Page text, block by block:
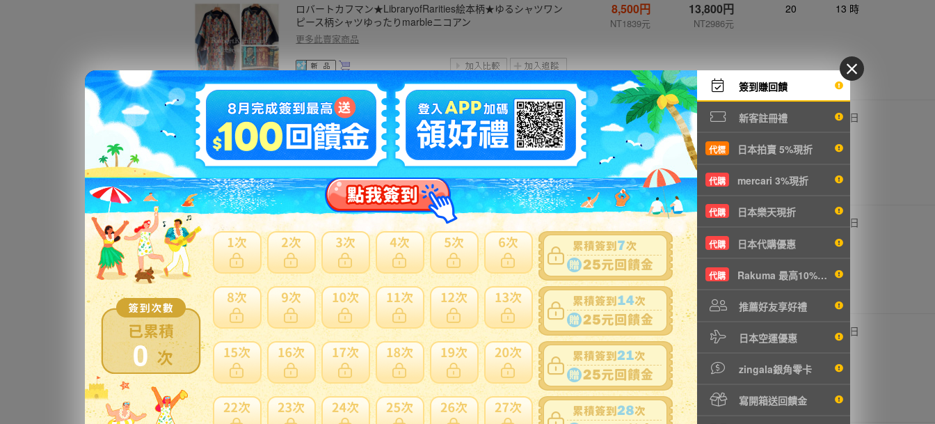
0
簽到賺回饋
新客註冊禮
代標 日本拍賣 5%現折
代購 mercari 3%現折
代購 日本樂天現折
代購 日本代購優惠
代購 Rakuma 最高10%現折
推薦好友享好禮
日本空運優惠
zingala銀角零卡
寫開箱送回饋金
ロバートカフマン★LibraryofRarities絵本柄★ゆるシャツワン
ピース柄シャツゆったりmarbleニコアン
更多此賣家商品
8,500円
NT1839元
13,800円
NT2986元
20 13 時
＊ハンドメイド＊ かわいい!(^^)!豆巾着 2個 マチ付き ミニミ
ニ巾着 小物入れ 目薬入れ 豆ポーチ イヤホンケース ミニ巾着
クッピーラムネ
更多此賣家商品
410円
NT88元
19 1日
ハンドメイド コットン アール・ヌーヴォー柄 ピンタック
ワンピース
更多此賣家商品
6,820円
NT1475元
3日
ハンドメイド○コットンローン花プリント。ブルーグレー×先
染めコットン::細ピンタック。レース。前開きワンピース。コ
サージュ付
更多此賣家商品
4,050円
NT876元
17 1日